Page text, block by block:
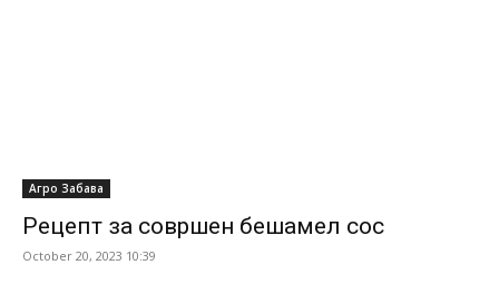
Агро Забава
Рецепт за совршен бешамел сос
October 20, 2023 10:39